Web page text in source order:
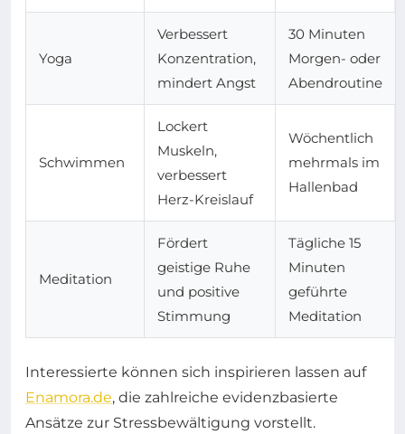
Yoga
Verbessert
Konzentration,
mindert Angst
30 Minuten
Morgen- oder
Abendroutine
Schwimmen
Lockert
Muskeln,
verbessert
Herz-Kreislauf
Wöchentlich
mehrmals im
Hallenbad
Meditation
Fördert
geistige Ruhe
und positive
Stimmung
Tägliche 15
Minuten
geführte
Meditation
Interessierte können sich inspirieren lassen auf
Enamora.de, die zahlreiche evidenzbasierte
Ansätze zur Stressbewältigung vorstellt.